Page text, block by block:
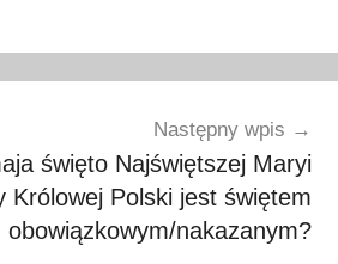
Następny wpis
święto Najświętszej Maryi
Królowej Polski jest świętem
obowiązkowym/nakazanym?